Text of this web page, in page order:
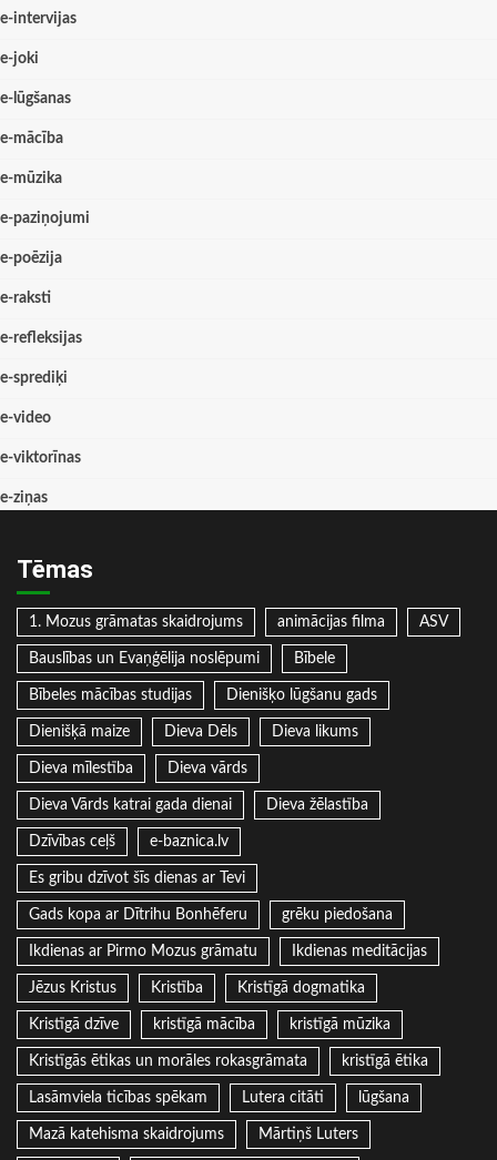
e-intervijas
e-joki
e-lūgšanas
e-mācība
e-mūzika
e-paziņojumi
e-poēzija
e-raksti
e-refleksijas
e-sprediķi
e-video
e-viktorīnas
e-ziņas
Tēmas
1. Mozus grāmatas skaidrojums animācijas filma ASV
Bauslības un Evaņģēlija noslēpumi Bībele
Bībeles mācības studijas Dienišķo lūgšanu gads
Dienišķā maize Dieva Dēls Dieva likums
Dieva mīlestība Dieva vārds
Dieva Vārds katrai gada dienai Dieva žēlastība
Dzīvības ceļš e-baznica.lv
Es gribu dzīvot šīs dienas ar Tevi
Gads kopa ar Dītrihu Bonhēferu grēku piedošana
Ikdienas ar Pirmo Mozus grāmatu Ikdienas meditācijas
Jēzus Kristus Kristība Kristīgā dogmatika
Kristīgā dzīve kristīgā mācība kristīgā mūzika
Kristīgās ētikas un morāles rokasgrāmata kristīgā ētika
Lasāmviela ticības spēkam Lutera citāti lūgšana
Mazā katehisma skaidrojums Mārtiņš Luters